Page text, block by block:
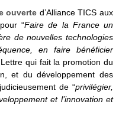
ouverte d’Alliance TICS aux
“Faire de la France un
de nouvelles technologies
en faire bénéficier
Lettre qui fait la promotion du
et du développement des
de “privilégier,
et l’innovation et